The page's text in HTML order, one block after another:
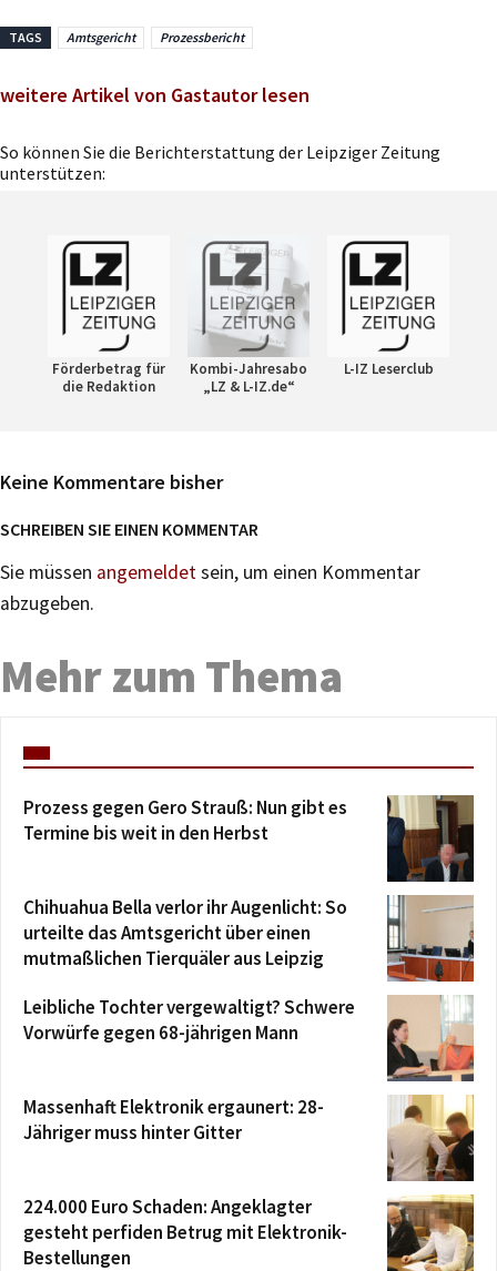
TAGS Amtsgericht Prozessbericht
weitere Artikel von Gastautor lesen
So können Sie die Berichterstattung der Leipziger Zeitung
unterstützen:
Förderbetrag für
die Redaktion
Kombi-Jahresabo
„LZ & L-IZ.de“
L-IZ Leserclub
Keine Kommentare bisher
SCHREIBEN SIE EINEN KOMMENTAR
Sie müssen angemeldetsein, um einen Kommentar
abzugeben.
Mehr zum Thema
Prozess gegen Gero Strauß: Nun gibt es
Termine bis weit in den Herbst
Chihuahua Bella verlor ihr Augenlicht: So
urteilte das Amtsgericht über einen
mutmaßlichen Tierquäler aus Leipzig
Leibliche Tochter vergewaltigt? Schwere
Vorwürfe gegen 68-jährigen Mann
Massenhaft Elektronik ergaunert: 28-
Jähriger muss hinter Gitter
224.000 Euro Schaden: Angeklagter
gesteht perfiden Betrug mit Elektronik-
Bestellungen